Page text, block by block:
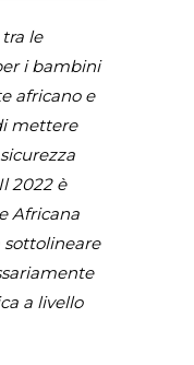
le
i bambini
africano e
mettere
2022 è
Africana
sottolineare
a livello